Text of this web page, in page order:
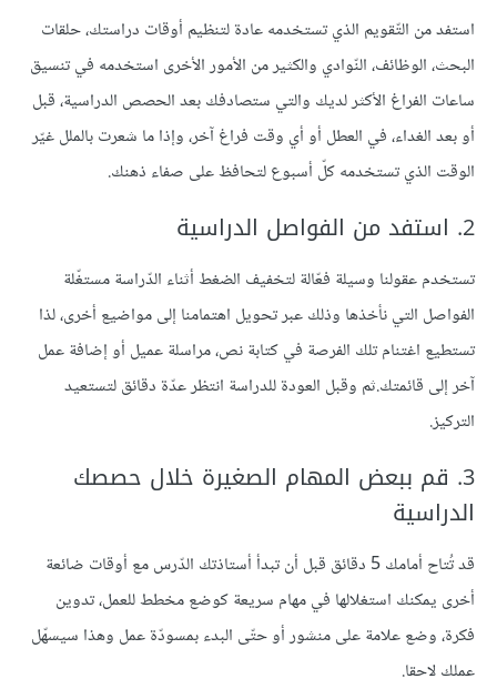
استفد من التّقويم الذي تستخدمه عادة لتنظيم أوقات دراستك، حلقات
البحث، الوظائف، النّوادي والكثير من الأمور الأخرى استخدمه في تنسيق
ساعات الفراغ الأكثر لديك والتي ستصادفك بعد الحصص الدراسية، قبل
أو بعد الغداء، في العطل أو أي وقت فراغ آخر، وإذا ما شعرت بالملل غيّر
الوقت الذي تستخدمه كلّ أسبوع لتحافظ على صفاء ذهنك.
2. استفد من الفواصل الدراسية
تستخدم عقولنا وسيلة فعّالة لتخفيف الضغط أثناء الدّراسة مستغّلة
الفواصل التي نأخذها وذلك عبرتحويل اهتمامنا إلى مواضيع أخرى، لذا
تستطيع اغتنام تلك الفرصة في كتابة نص، مراسلة عميل أو إضافة عمل
آخر إلى قائمتك.ثم وقبل العودة للدراسة انتظر عدّة دقائق لتستعيد
التركيز.
3. قم ببعض المهام الصغيرة خلال حصصك
الدراسية
قد تُتاح أمامك 5 دقائق قبل أن تبدأ أستاذتك الدّرس مع أوقات ضائعة
أخرى يمكنك استغلالها في مهام سريعة كوضع مخطط للعمل، تدوين
فكرة، وضع علامة على منشور أو حتّى البدء بمسودّة عمل وهذا سيسهّل
عملك لاحقا.